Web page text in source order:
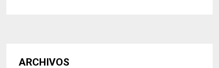
ARCHIVOS